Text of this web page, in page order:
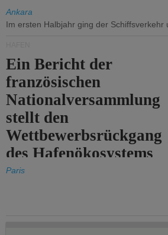
Ankara
Im ersten Halbjahr ging der Schiffsverkehr
Ein Bericht der
französischen
Nationalversammlung
stellt den
Wettbewerbsrückgang
des Hafenökosystems
des Staates fest.
Paris